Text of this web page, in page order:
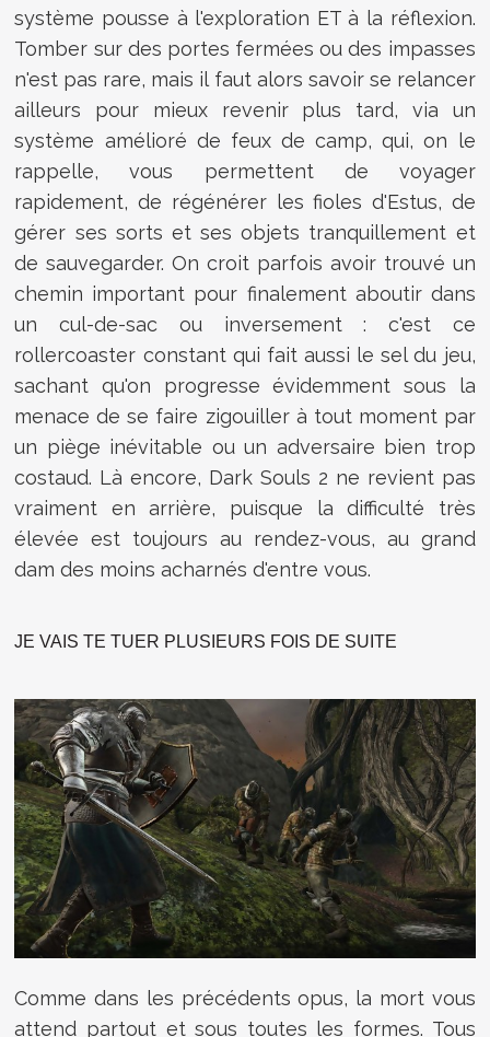
système pousse à l'exploration ET à la réflexion.
Tomber sur des portes fermées ou des impasses
n'est pas rare, mais il faut alors savoir se relancer
ailleurs pour mieux revenir plus tard, via un
système amélioré de feux de camp, qui, on le
rappelle, vous permettent de voyager
rapidement, de régénérer les fioles d'Estus, de
gérer ses sorts et ses objets tranquillement et
de sauvegarder. On croit parfois avoir trouvé un
chemin important pour finalement aboutir dans
un cul-de-sac ou inversement : c'est ce
rollercoaster constant qui fait aussi le sel du jeu,
sachant qu'on progresse évidemment sous la
menace de se faire zigouiller à tout moment par
un piège inévitable ou un adversaire bien trop
costaud. Là encore, Dark Souls 2 ne revient pas
vraiment en arrière, puisque la difficulté très
élevée est toujours au rendez-vous, au grand
dam des moins acharnés d'entre vous.
JE VAIS TE TUER PLUSIEURS FOIS DE SUITE
Comme dans les précédents opus, la mort vous
attend partout et sous toutes les formes. Tous